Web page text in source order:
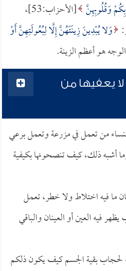
وَقُلُوبِهِنَّ
[الأحزاب:53]،
وَلا يُبْدِينَ زِينَتَهُنَّ إِلَّا لِبُعُولَتِهِنَّ أَوْ
لا يعفيها من
من تعمل في مزرعة وتعمل برعي
أشبه ذلك، كيف تنصحونها بكيفية
ما فيه اختلاط ولا خطر، تعمل
فيه العين أو العينان والباقي
لحجاب بقية الجسم كيف يكون ذلكم